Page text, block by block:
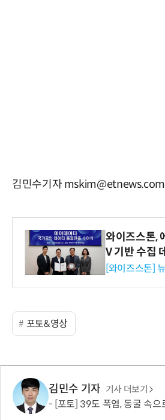
김민수기자 mskim@etnews.com
와이즈스톤,
V 기반 수집
증 최고 등급
[와이즈스톤]
포토&영상
김민수 기자 기사 더보기
[포토] 39도 폭염, 동굴 속으